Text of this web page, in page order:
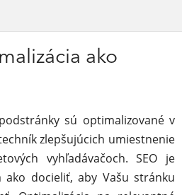
ako
sú optimalizované v
zlepšujúcich umiestnenie
vyhľadávačoch. SEO je
ako docieliť, aby Vašu stránku